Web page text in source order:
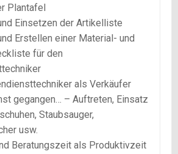
Plantafel
Einsetzen der Artikelliste
Erstellen einer Material- und
für den
als Verkäufer
gegangen… – Auftreten, Einsatz
Staubsauger,
usw.
Beratungszeit als Produktivzeit